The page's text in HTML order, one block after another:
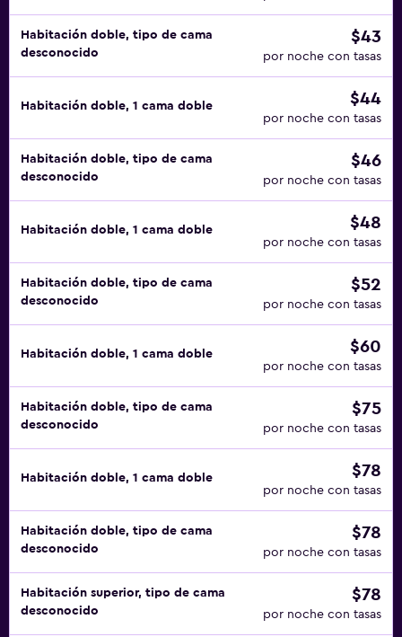
Habitación doble, tipo de cama
desconocido
$43
por noche con tasas
Habitación doble, 1 cama doble $44
por noche con tasas
Habitación doble, tipo de cama
desconocido
$46
por noche con tasas
Habitación doble, 1 cama doble $48
por noche con tasas
Habitación doble, tipo de cama
desconocido
$52
por noche con tasas
Habitación doble, 1 cama doble $60
por noche con tasas
Habitación doble, tipo de cama
desconocido
$75
por noche con tasas
Habitación doble, 1 cama doble $78
por noche con tasas
Habitación doble, tipo de cama
desconocido
$78
por noche con tasas
Habitación superior, tipo de cama
desconocido
$78
por noche con tasas